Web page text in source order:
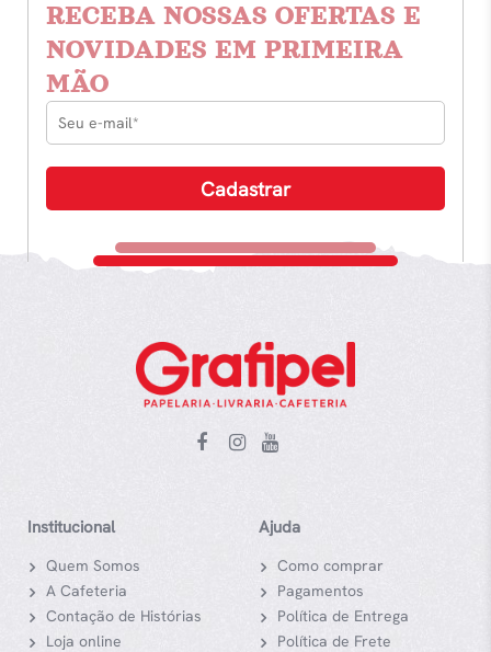
RECEBA NOSSAS OFERTAS E
NOVIDADES EM PRIMEIRA
MÃO
Institucional
Quem Somos
A Cafeteria
Contação de Histórias
Loja online
Ajuda
Como comprar
Pagamentos
Política de Entrega
Política de Frete